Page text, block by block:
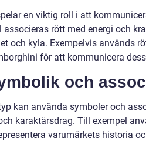
en viktig roll i att
associeras rött med energi och
och kyla. Exempelvis används
för att kommunicera
och
kan använda symboler och
karaktärsdrag. Till exempel
varumärkets historia